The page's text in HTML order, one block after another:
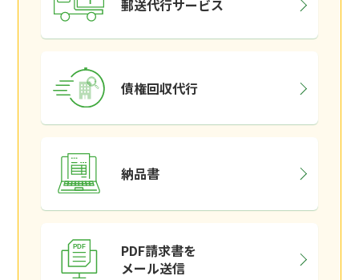
郵送代行サービス
債権回収代行
納品書
PDF請求書を
メール送信